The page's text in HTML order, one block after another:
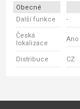
Obecné
Další funkce
-
Česká
lokalizace
Ano
Distribuce CZ